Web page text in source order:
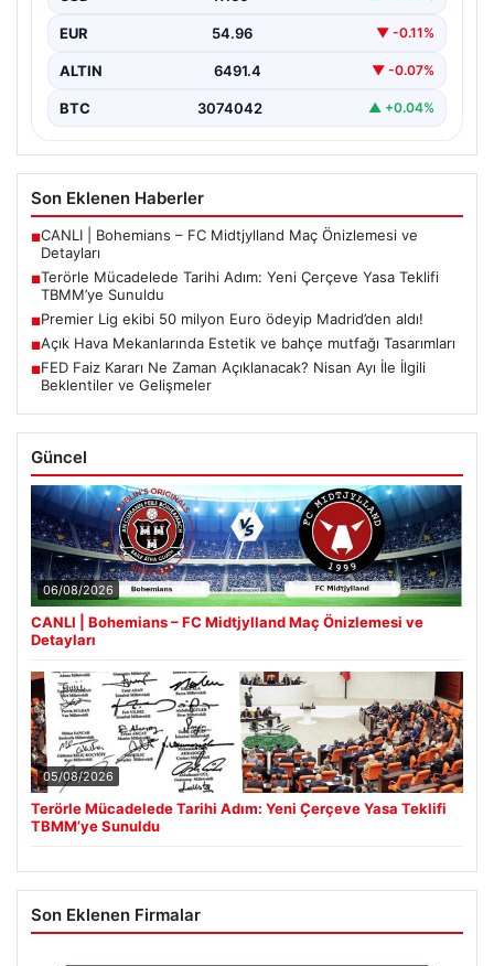
oluşturmak…
EUR 54.96 ▼ -0.11%
ALTIN 6491.4 ▼ -0.07%
BTC 3074042 ▲ +0.04%
Son Eklenen Haberler
■CANLI | Bohemians – FC Midtjylland Maç Önizlemesi ve
Detayları
■Terörle Mücadelede Tarihi Adım: Yeni Çerçeve Yasa Teklifi
TBMM’ye Sunuldu
■Premier Lig ekibi 50 milyon Euro ödeyip Madrid’den aldı!
■Açık Hava Mekanlarında Estetik ve bahçe mutfağı Tasarımları
■FED Faiz Kararı Ne Zaman Açıklanacak? Nisan Ayı İle İlgili
Beklentiler ve Gelişmeler
Güncel
06/08/2026
CANLI | Bohemians – FC Midtjylland Maç Önizlemesi ve
Detayları
05/08/2026
Terörle Mücadelede Tarihi Adım: Yeni Çerçeve Yasa Teklifi
TBMM’ye Sunuldu
Son Eklenen Firmalar